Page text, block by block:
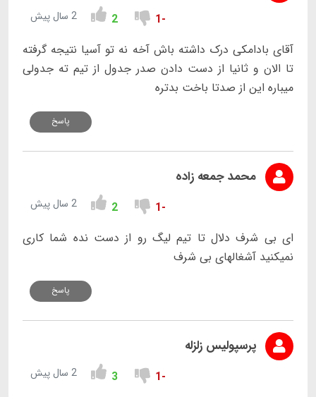
-1
2 2 سال پیش
آقای بادامکی درک داشته باش آخه نه تو آسیا نتیجه گرفته
تا الان و ثانیا از دست دادن صدر جدول از تیم ته جدولی
میباره این از صدتا باخت بدتره
پاسخ
محمد جمعه زاده
-1
2 2 سال پیش
ای بی شرف دلال تا تیم لیگ رو از دست نده شما کاری
نمیکنید آشغالهای بی شرف
پاسخ
پرسپولیس زلزله
-1
3 2 سال پیش